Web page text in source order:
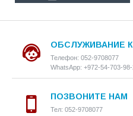
ОБСЛУЖИВАНИЕ
Телефон: 052-9708077
WhatsApp: +972-54-703-
ПОЗВОНИТЕ НАМ
Тел: 052-9708077